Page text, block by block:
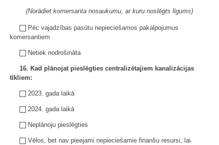
(Norādiet komersanta nosaukumu, ar kuru noslēgts līgums)
Pēc vajadzības pasūtu nepieciešamos pakalpojumus
komersantiem
Netiek nodrošināta
16. Kad plānojat pieslēgties centralizētajiem kanalizācijas
tīkliem:
2023. gada laikā
2024. gada laikā
Neplānoju pieslēgties
Vēlos, bet nav pieejami nepieciešamie finanšu resursi, lai